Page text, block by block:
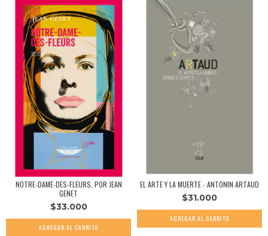
NOTRE-DAME-DES-FLEURS, POR JEAN
GENET
$33.000
EL ARTE Y LA MUERTE - ANTONIN ARTAUD
$31.000